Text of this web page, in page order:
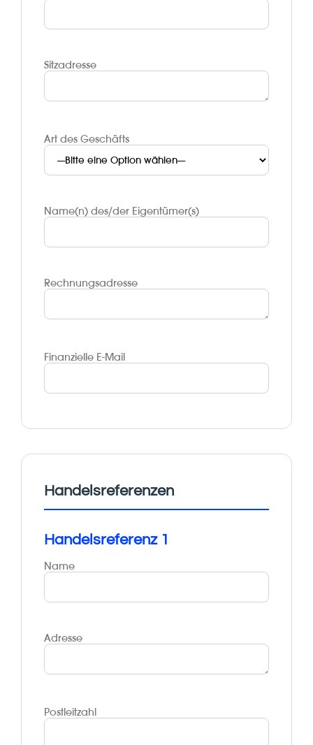
Sitzadresse
Art des Geschäfts
Name(n) des/der Eigentümer(s)
Rechnungsadresse
Finanzielle E-Mail
Handelsreferenzen
Handelsreferenz 1
Name
Adresse
Postleitzahl